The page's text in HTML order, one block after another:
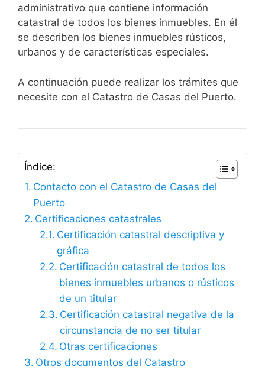
administrativo que contiene información
catastral de todos los bienes inmuebles. En él
se describen los bienes inmuebles rústicos,
urbanos y de características especiales.
A continuación puede realizar los trámites que
necesite con el Catastro de Casas del Puerto.
Índice:
Contacto con el Catastro de Casas del
Puerto
Certificaciones catastrales
Certificación catastral descriptiva y
gráfica
Certificación catastral de todos los
bienes inmuebles urbanos o rústicos
de un titular
Certificación catastral negativa de la
circunstancia de no ser titular
Otras certificaciones
Otros documentos del Catastro